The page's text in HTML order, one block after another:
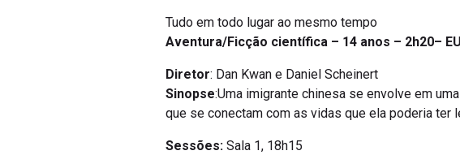
Tudo em todo lugar ao mesmo tempo
Aventura/Ficção científica – 14 anos – 2h20–
Diretor: Dan Kwan e Daniel Scheinert
Sinopse:Uma imigrante chinesa se envolve em
que se conectam com as vidas que ela poderia ter
Sessões: Sala 1, 18h15